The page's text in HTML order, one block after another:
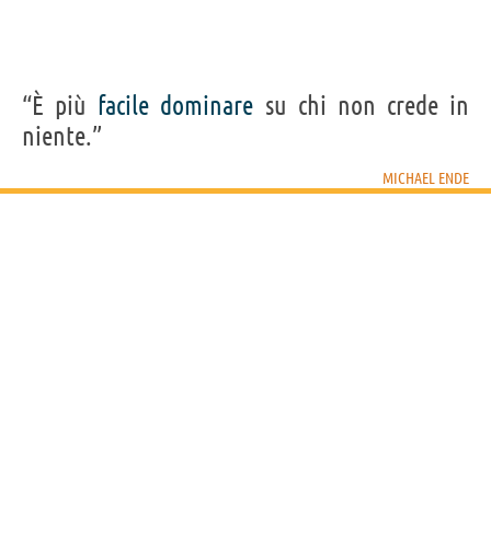
“È più facile dominare su chi non crede in
niente.”
MICHAEL ENDE